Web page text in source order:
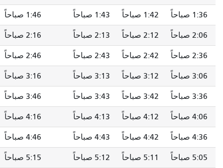
1:42 صباحاً 1:43 صباحاً 1:46 صباحاً 1:50 صباحاً
2:12 صباحاً 2:13 صباحاً 2:16 صباحاً 2:20 صباحاً
2:42 صباحاً 2:43 صباحاً 2:46 صباحاً 2:50 صباحاً
3:12 صباحاً 3:13 صباحاً 3:16 صباحاً 3:20 صباحاً
3:42 صباحاً 3:43 صباحاً 3:46 صباحاً 3:50 صباحاً
4:12 صباحاً 4:13 صباحاً 4:16 صباحاً 4:20 صباحاً
4:42 صباحاً 4:43 صباحاً 4:46 صباحاً 4:50 صباحاً
5:11 صباحاً 5:12 صباحاً 5:15 صباحاً 5:19 صباحاً